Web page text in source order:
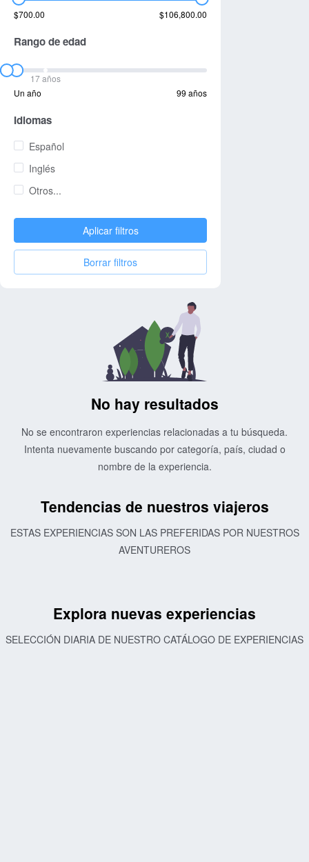
$700.00 $106,800.00
Rango de edad
17 años
Un año
99 años
Idiomas
Español
Inglés
Otros...
Aplicar filtros
Borrar filtros
No hay resultados
No se encontraron experiencias relacionadas a tu búsqueda.
Intenta nuevamente buscando por categoría, país, ciudad o
nombre de la experiencia.
Tendencias de nuestros viajeros
ESTAS EXPERIENCIAS SON LAS PREFERIDAS POR NUESTROS
AVENTUREROS
Explora nuevas experiencias
SELECCIÓN DIARIA DE NUESTRO CATÁLOGO DE EXPERIENCIAS